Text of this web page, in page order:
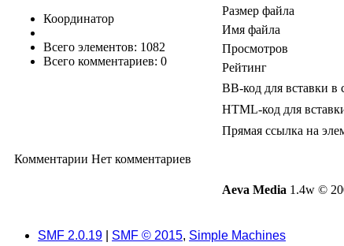
Координатор
Всего элементов: 1082
Всего комментариев: 0
Размер файла
Имя файла
Просмотров
Рейтинг
BB-код для вставки в
HTML-код для
Прямая ссылка на
Комментарии Нет комментариев
Aeva Media 1.4w ©
SMF 2.0.19 SMF © 2015, Simple Machines